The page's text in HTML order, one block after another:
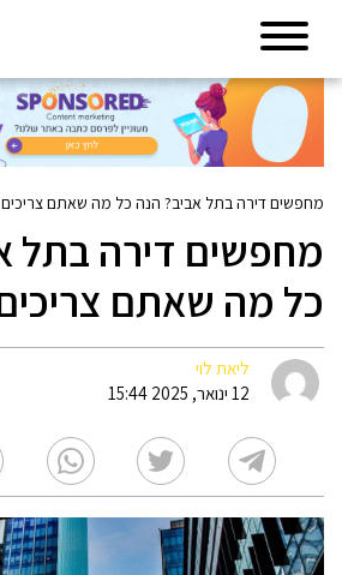
מחפשים דירה בתל אביב? הנה כל מה שאתם
מחפשים דירה בתל
כל מה שאתם
ליאת לוי
12 ינואר, 2025 15:44